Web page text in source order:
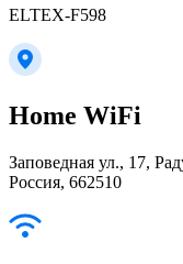
ELTEX-F598
Home WiFi
Заповедная ул., 17,
Россия, 662510